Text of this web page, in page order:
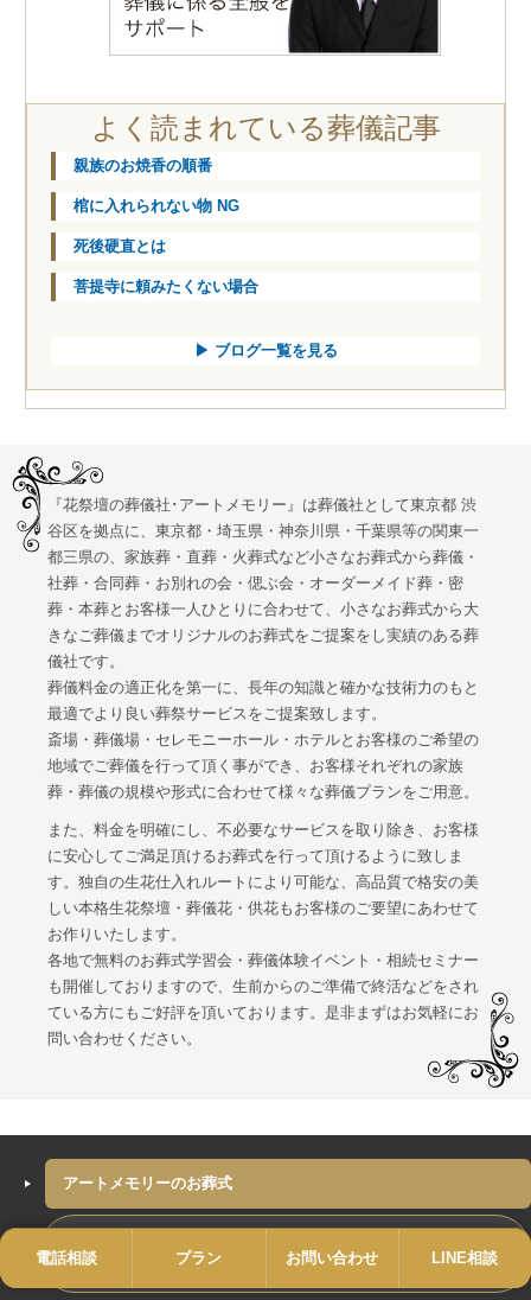
よく読まれている葬儀記事
親族のお焼香の順番
棺に入れられない物 NG
死後硬直とは
菩提寺に頼みたくない場合
▶ ブログ一覧を見る
『花祭壇の葬儀社･アートメモリー』は葬儀社として東京都 渋
谷区を拠点に、東京都・埼玉県・神奈川県・千葉県等の関東一
都三県の、家族葬・直葬・火葬式など小さなお葬式から葬儀・
社葬・合同葬・お別れの会・偲ぶ会・オーダーメイド葬・密
葬・本葬とお客様一人ひとりに合わせて、小さなお葬式から大
きなご葬儀までオリジナルのお葬式をご提案をし実績のある葬
儀社です。
葬儀料金の適正化を第一に、長年の知識と確かな技術力のもと
最適でより良い葬祭サービスをご提案致します。
斎場・葬儀場・セレモニーホール・ホテルとお客様のご希望の
地域でご葬儀を行って頂く事ができ、お客様それぞれの家族
葬・葬儀の規模や形式に合わせて様々な葬儀プランをご用意。
また、料金を明確にし、不必要なサービスを取り除き、お客様
に安心してご満足頂けるお葬式を行って頂けるように致しま
す。独自の生花仕入れルートにより可能な、高品質で格安の美
しい本格生花祭壇・葬儀花・供花もお客様のご要望にあわせて
お作りいたします。
各地で無料のお葬式学習会・葬儀体験イベント・相続セミナー
も開催しておりますので、生前からのご準備で終活などをされ
ている方にもご好評を頂いております。是非まずはお気軽にお
問い合わせください。
アートメモリーのお葬式
アートメモリーの魅力
電話 プラン お問い合わせ LINE
電話相談 プラン お問い合わせ LINE相談